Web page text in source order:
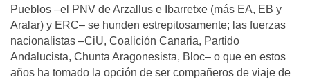
Pueblos –el PNV de Arzallus e Ibarretxe (más EA, EB y
Aralar) y ERC– se hunden estrepitosamente; las fuerzas
nacionalistas –CiU, Coalición Canaria, Partido
Andalucista, Chunta Aragonesista, Bloc– o que en estos
años ha tomado la opción de ser compañeros de viaje de